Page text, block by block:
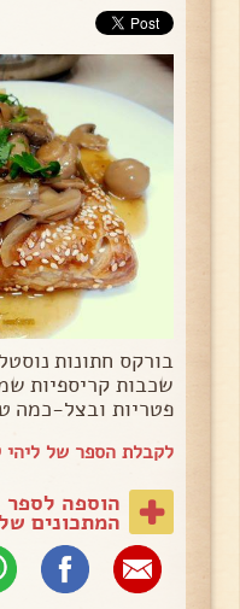
בורקס חתונות
שכבות קריספיות
פטריות ובצל-כמה
לקבלת הספר של ליהי
הוספה לספר
המתכונים